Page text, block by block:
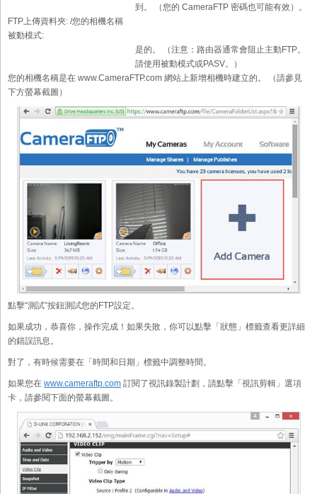
到。 （您的 CameraFTP 密碼也可能有效）。
FTP上傳資料夾: /您的相機名稱
被動模式:
是的。 （注意：路由器通常會阻止主動FTP。
請使用被動模式或PASV。）
您的相機名稱是在 www.CameraFTP.com 網站上新增相機時建立的。 （請參見
下方螢幕截圖）
點擊“測試”按鈕測試您的FTP設定。
如果成功，恭喜你，操作完成！如果失敗，你可以點擊「狀態」標籤查看更詳細
的錯誤訊息。
對了，有時候需要在「時間和日期」標籤中調整時間。
如果您在 www.cameraftp.com 訂閱了視訊錄製計劃，請點擊「視訊剪輯」選項
卡，請參閱下面的螢幕截圖。